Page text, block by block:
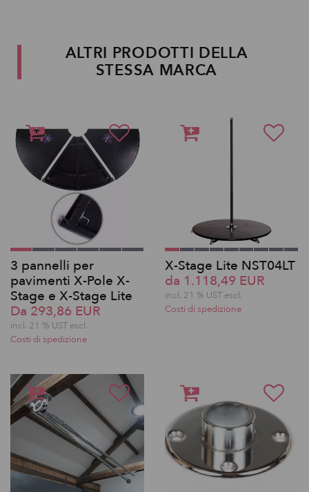
ALTRI PRODOTTI DELLA
STESSA MARCA
3 pannelli per
pavimenti X-Pole X-
Stage e X-Stage Lite
Da 293,86 EUR
incl. 21 % UST escl.
Costi di spedizione
X-Stage Lite NST04LT
da 1.118,49 EUR
incl. 21 % UST escl.
Costi di spedizione